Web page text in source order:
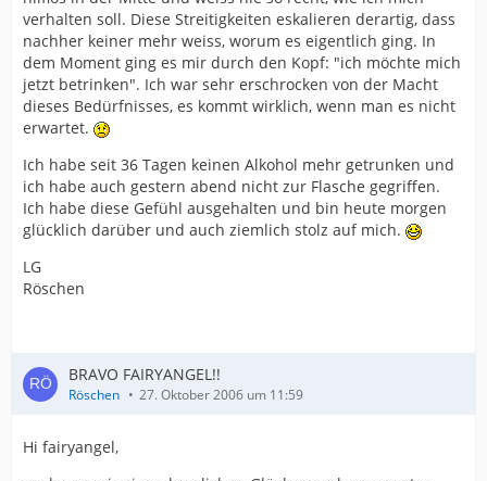
verhalten soll. Diese Streitigkeiten eskalieren derartig, dass
nachher keiner mehr weiss, worum es eigentlich ging. In
dem Moment ging es mir durch den Kopf: "ich möchte mich
jetzt betrinken". Ich war sehr erschrocken von der Macht
dieses Bedürfnisses, es kommt wirklich, wenn man es nicht
erwartet.
Ich habe seit 36 Tagen keinen Alkohol mehr getrunken und
ich habe auch gestern abend nicht zur Flasche gegriffen.
Ich habe diese Gefühl ausgehalten und bin heute morgen
glücklich darüber und auch ziemlich stolz auf mich.
LG
Röschen
BRAVO FAIRYANGEL!!
Röschen 27. Oktober 2006 um 11:59
Hi fairyangel,